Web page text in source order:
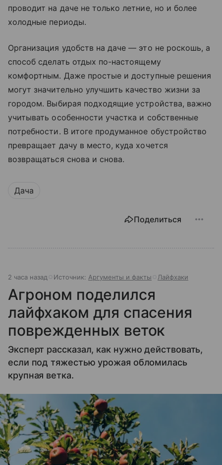
проводит на даче не только летние, но и более
холодные периоды.
Организация удобств на даче — это не роскошь, а
способ сделать отдых по-настоящему
комфортным. Даже простые и доступные решения
могут значительно улучшить качество жизни за
городом. Выбирая подходящие устройства, важно
учитывать особенности участка и собственные
потребности. В итоге продуманное обустройство
превращает дачу в место, куда хочется
возвращаться снова и снова.
Дача
Поделиться
2 часа назад Источник: Аргументы и факты Лайфхаки
Агроном поделился
лайфхаком для спасения
поврежденных веток
Эксперт рассказал, как нужно действовать,
если под тяжестью урожая обломилась
крупная ветка.